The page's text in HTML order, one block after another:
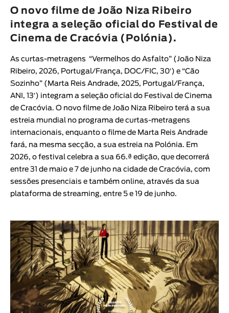
Animar
DURAÇÃO
< / >
GÉNERO
Ficção
Animação
Experimental
Documentário
O novo filme de João Niza Ribeiro
integra a seleção oficial do Festival de
Cinema de Cracóvia (Polónia).
As curtas-metragens “Vermelhos do Asfalto” (João Niza
Ribeiro, 2026, Portugal/França, DOC/FIC, 30′) e “Cão
Sozinho” ( Marta Reis Andrade, 2025, Portugal/França,
ANI, 13′) integram a seleção oficial do Festival de Cinema
de Cracóvia. O novo filme de João Niza Ribeiro terá a sua
estreia mundial no programa de curtas-metragens
internacionais, enquanto o filme de Marta Reis Andrade
fará, na mesma secção, a sua estreia na Polónia. Em
2026, o festival celebra a sua 66.ª edição, que decorrerá
entre 31 de maio e 7 de junho na cidade de Cracóvia, com
sessões presenciais e também online, através da sua
plataforma de streaming, entre 5 e 19 de junho.